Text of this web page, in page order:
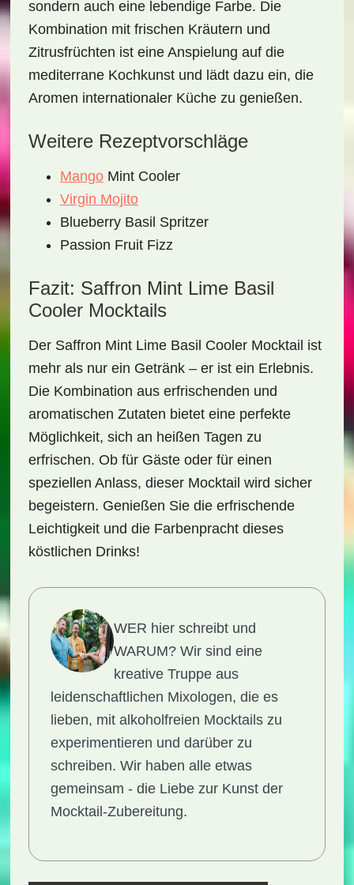
sondern auch eine lebendige Farbe. Die
Kombination mit frischen Kräutern und
Zitrusfrüchten ist eine Anspielung auf die
mediterrane Kochkunst und lädt dazu ein, die
Aromen internationaler Küche zu genießen.
Weitere Rezeptvorschläge
MangoMint Cooler
Virgin Mojito
Blueberry Basil Spritzer
Passion Fruit Fizz
Fazit: Saffron Mint Lime Basil
Cooler Mocktails
Der Saffron Mint Lime Basil Cooler Mocktail ist
mehr als nur ein Getränk – er ist ein Erlebnis.
Die Kombination aus erfrischenden und
aromatischen Zutaten bietet eine perfekte
Möglichkeit, sich an heißen Tagen zu
erfrischen. Ob für Gäste oder für einen
speziellen Anlass, dieser Mocktail wird sicher
begeistern. Genießen Sie die erfrischende
Leichtigkeit und die Farbenpracht dieses
köstlichen Drinks!
WER hier schreibt und
WARUM?Wir sind eine
kreative Truppe aus
leidenschaftlichen Mixologen, die es
lieben, mit alkoholfreien Mocktails zu
experimentieren und darüber zu
schreiben. Wir haben alle etwas
gemeinsam - die Liebe zur Kunst der
Mocktail-Zubereitung.